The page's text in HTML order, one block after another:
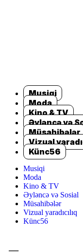
Musiqi
Moda
Kino & TV
Əyləncə və
Müsahibələr
Vizual
Künc56
Musiqi
Moda
Kino & TV
Əyləncə və Sosial
Müsahibələr
Vizual yaradıcılıq
Künc56